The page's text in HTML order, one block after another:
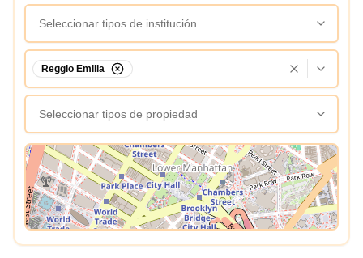
Seleccionar tipos de institución
Reggio Emilia
Seleccionar tipos de propiedad
Ver Mapa